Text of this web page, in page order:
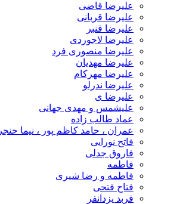
علیرضا قاضی
علیرضا قربانی
علیرضا قنبر
علیرضا لاجوردی
علیرضا منصوری فرد
علیرضا مهدیان
علیرضا مهرکام
علیرضا ندرلو
علیرضا ی
علیشمس و مهدی جهانی
عماد طالب زاده
عمران ، حامد کاظم پور ، نیما حنجر
فاتح نورایی
فاروق جدلی
فاطمه
فاطمه و رضا شیری
فتاح فتحی
فربد یزدانفر